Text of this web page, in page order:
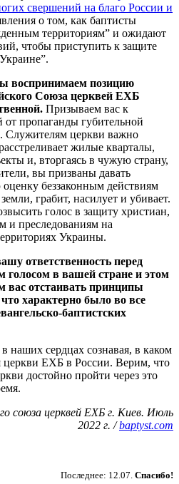
свершений на благо России и
о том, как баптисты
территориям” и ожидают
чтобы приступить к защите
воспринимаем позицию
Союза церквей ЕХБ
Призываем вас к
пропаганды губительной
Служителям церкви важно
жилые кварталы,
и, вторгаясь в чужую страну,
вы призваны давать
беззаконным действиям
грабит, насилует и убивает.
голос в защиту христиан,
и преследованиям на
Украины.
ответственность перед
голосом в вашей стране и этом
отстаивать принципы
характерно было во все
баптистских
наших сердцах сознавая, в каком
церкви ЕХБ в России. Верим, что
достойно пройти через это
союза церквей ЕХБ г. Киев. Июль
2022 г. /baptyst.com
Последнее: 12.07. Спасибо!